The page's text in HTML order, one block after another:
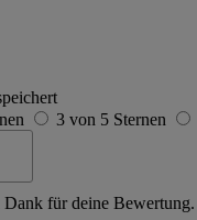
3 von 5 Sternen
Dank für deine Bewertung.